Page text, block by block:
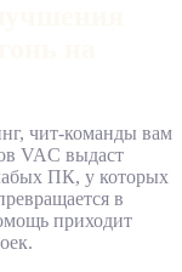
чит-команды вам
VAC выдаст
ПК, у которых
в
приходит